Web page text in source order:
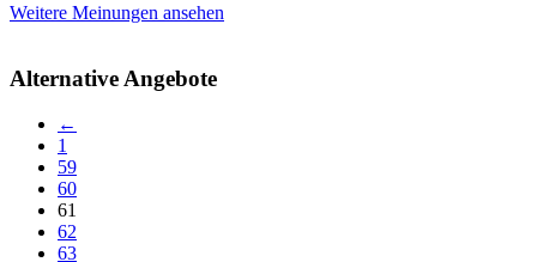
Weitere Meinungen ansehen
Alternative Angebote
←
1
59
60
61
62
63